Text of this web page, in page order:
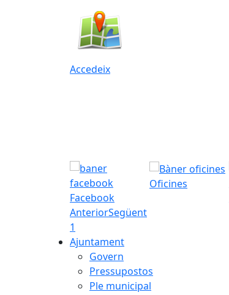
Accedeix
Facebook
Oficines
AnteriorSegüent
1
Ajuntament
Govern
Pressupostos
Ple municipal